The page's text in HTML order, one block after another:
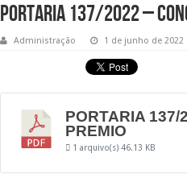
PORTARIA 137/2022 –
Administração 1 de junho de 2022
PORTARIA 137/
PREMIO
1 arquivo(s) 46.13 KB